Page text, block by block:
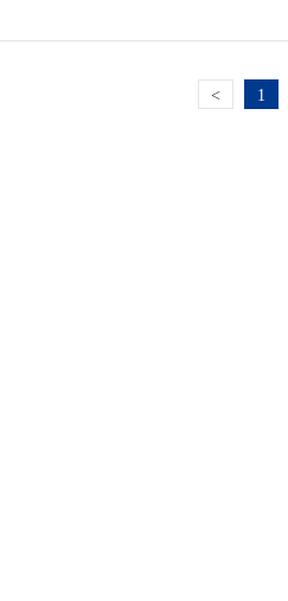
架锯正常运行时，变频器母线电压保持
< 1